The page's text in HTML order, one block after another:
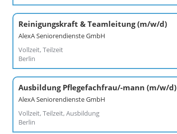
Reinigungskraft & Teamleitung (m/w/d)
AlexA Seniorendienste GmbH
Vollzeit, Teilzeit
Berlin
Ausbildung Pflegefachfrau/-mann (m/w/d)
AlexA Seniorendienste GmbH
Vollzeit, Teilzeit, Ausbildung
Berlin